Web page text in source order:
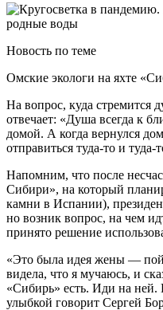
Новость по теме
Омские экологи на яхте
На вопрос, куда стремится
отвечает: «Душа всегда к
домой. А когда вернулся
отправиться туда-то и туда-
Напомним, что после
Сибири», на который
камни в Испании),
но возник вопрос, на чем
принято решение
«Это была идея жены —
видела, что я мучаюсь, и
«Сибирь» есть. Иди на
улыбкой говорит Сергей